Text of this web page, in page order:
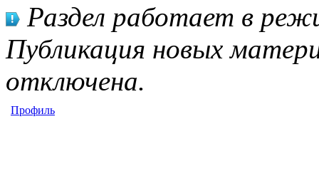
Раздел работает в
Публикация новых
отключена.
Профиль